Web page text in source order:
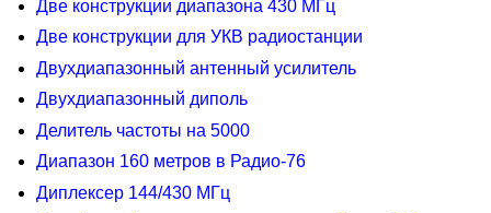
Две конструкции диапазона 430 МГц
Две конструкции для УКВ радиостанции
Двухдиапазонный антенный усилитель
Двухдиапазонный диполь
Делитель частоты на 5000
Диапазон 160 метров в Радио-76
Диплексер 144/430 МГц